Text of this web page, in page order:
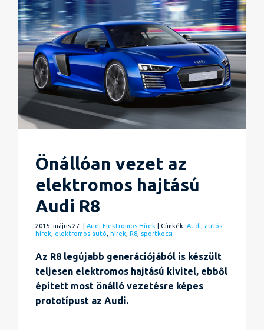
Önállóan vezet az
elektromos hajtású
Audi R8
2015. május 27. | Audi Elektromos Hírek | Címkék: Audi
autós
hírek
elektromos autó hírek R8 sportkocsi
Az R8 legújabb generációjából is készült
teljesen elektromos hajtású kivitel, ebből
épített most önálló vezetésre képes
prototípust az Audi.